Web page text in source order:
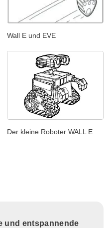
Wall E und EVE
Der kleine Roboter WALL E
und entspannende